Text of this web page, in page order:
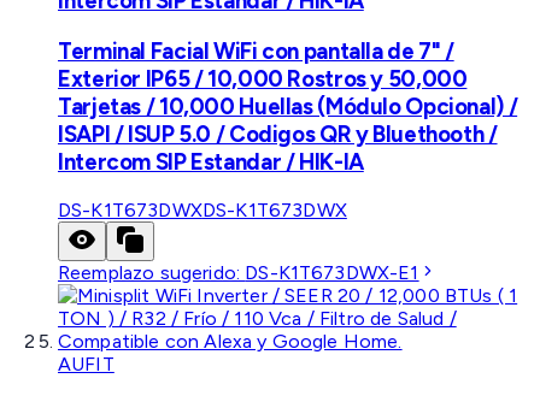
Terminal Facial WiFi con pantalla de 7" /
Exterior IP65 / 10,000 Rostros y 50,000
Tarjetas / 10,000 Huellas (Módulo Opcional) /
ISAPI / ISUP 5.0 / Codigos QR y Bluethooth /
Intercom SIP Estandar / HIK-IA
DS-K1T673DWXDS-K1T673DWX
Reemplazo sugerido: DS-K1T673DWX-E1
AUFIT